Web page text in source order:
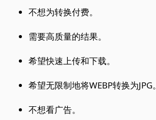
不想为转换付费。
需要高质量的结果。
希望快速上传和下载。
希望无限制地将WEBP转换为JPG。
不想看广告。